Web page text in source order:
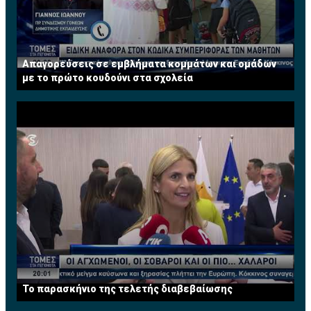
Απαγορεύσεις σε εμβλήματα κομμάτων και ομάδων
με το πρώτο κουδούνι στα σχολεία
Το παρασκήνιο της τελετής διαβεβαίωσης